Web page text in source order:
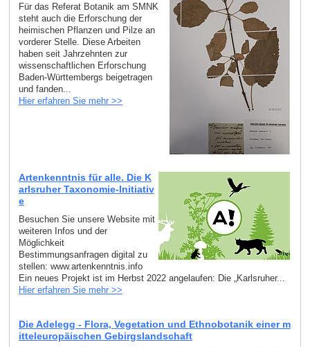
Für das Referat Botanik am SMNK
steht auch die Erforschung der
heimischen Pflanzen und Pilze an
vorderer Stelle. Diese Arbeiten
haben seit Jahrzehnten zur
wissenschaftlichen Erforschung
Baden-Württembergs beigetragen
und fanden...
Hier erfahren Sie mehr >>
Artenkenntnis für alle. Die K
arlsruher Taxonomie-Initiativ
e
Besuchen Sie unsere Website mit
weiteren Infos und der
Möglichkeit
Bestimmungsanfragen digital zu
stellen: www.artenkenntnis.info
Ein neues Projekt ist im Herbst 2022 angelaufen: Die „Karlsruher...
Hier erfahren Sie mehr >>
Die Adelegg - Flora, Vegetation und Ethnobotanik einer m
itteleuropäischen Gebirgslandschaft